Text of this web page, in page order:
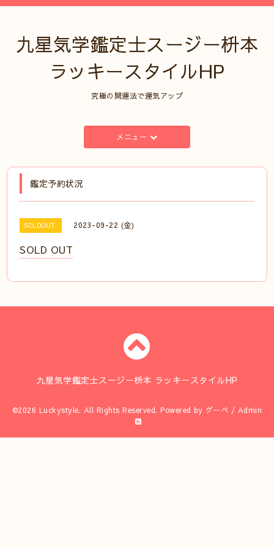
九星気学鑑定士スージー枡本
ラッキースタイルHP
究極の開運法で運気アップ
メニュー
鑑定予約状況
SOLDOUT 2023-09-22 (金)
SOLD OUT
九星気学鑑定士スージー枡本 ラッキースタイルHP
©2026 Luckystyle. All Rights Reserved. Powered by グーペ / Admin